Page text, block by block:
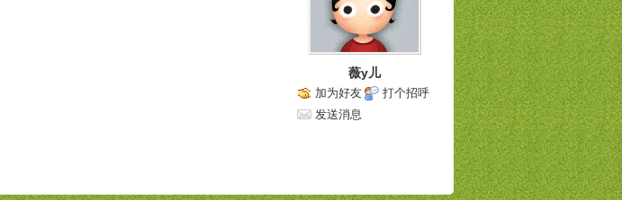
薇y儿
加为好友
打个招呼
发送消息